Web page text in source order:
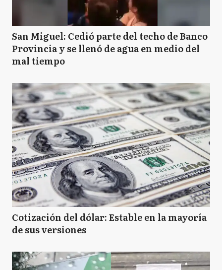
San Miguel: Cedió parte del techo de Banco
Provincia y se llenó de agua en medio del
mal tiempo
Cotización del dólar: Estable en la mayoría
de sus versiones